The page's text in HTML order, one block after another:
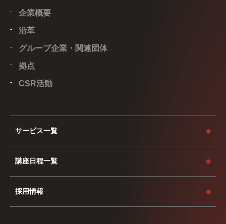
企業概要
沿革
グループ企業・関連団体
拠点
CSR活動
サービス一覧
講座日程一覧
採用情報